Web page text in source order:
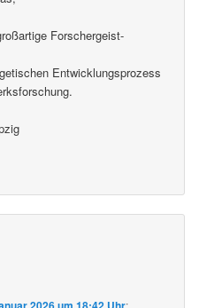
Forschergeist-
Entwicklungsprozess
: